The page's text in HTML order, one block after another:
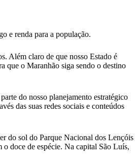
e renda para a população.
Além claro de que nosso Estado é
que o Maranhão siga sendo o destino
do nosso planejamento estratégico
das suas redes sociais e conteúdos
do sol do Parque Nacional dos Lençóis
o doce de espécie. Na capital São Luís,